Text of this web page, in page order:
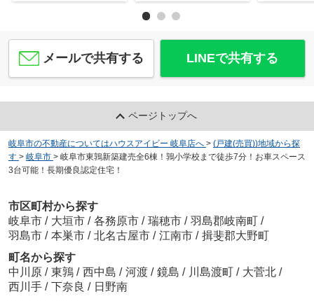
メールで共有する LINEで共有する
ページトップへ
岐阜市の不動産についてはハウスアイビー 岐阜店へ > (戸建(売買))地域から探
す > 岐阜市 > 岐阜市東鶉新築建売全6棟！鶉小学校まで徒歩7分！お車スペース
3台可能！長期優良認定住宅！
市区町村から探す
岐阜市 / 大垣市 / 各務原市 / 瑞穂市 / 羽島郡岐南町 /
羽島市 / 本巣市 / 北名古屋市 / 江南市 / 揖斐郡大野町
町名から探す
中川原 / 東鶉 / 西中島 / 河渡 / 鏡島 / 川島渡町 / 大菅北 /
西川手 / 下奈良 / 日野南